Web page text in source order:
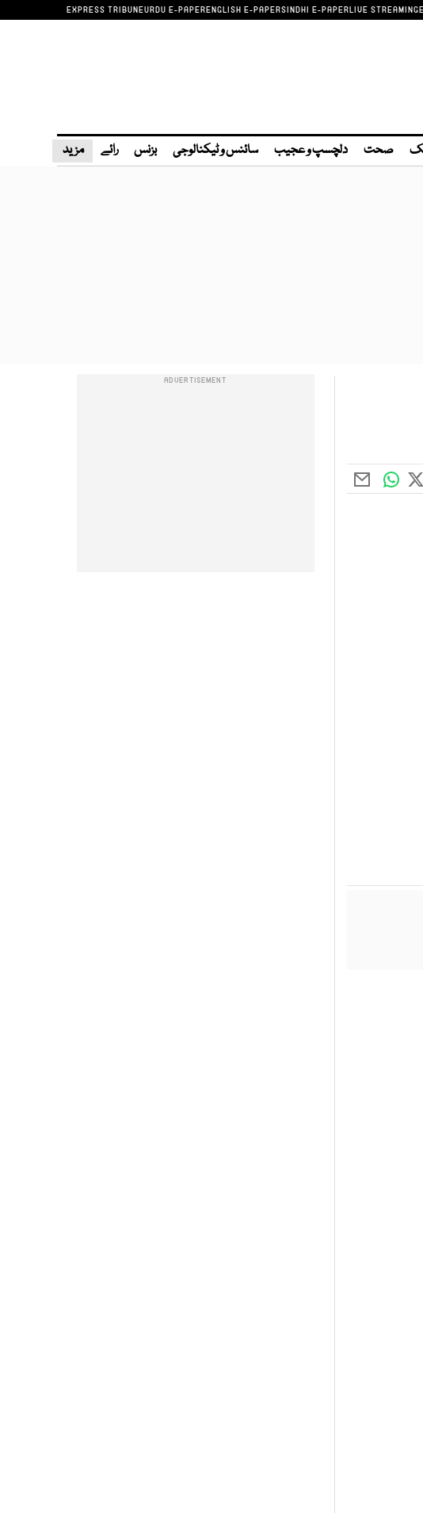
EXPRESS TRIBUNEURDU E-PAPERENGLISH E-PAPERSINDHI E-PAPERLIVE STREAMING
صحت دلچسپ و عجیب سائنس و ٹیکنالوجی بزنس رائے مزید